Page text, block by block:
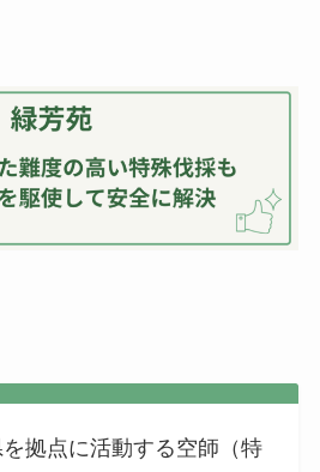
拠点に活動する空師（特